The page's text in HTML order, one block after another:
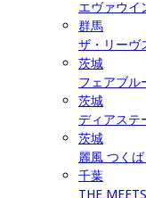
エヴァウイ
群馬
ザ・リーヴ
茨城
フェアブル
茨城
ディアステ
茨城
麗風 つく
千葉
THE